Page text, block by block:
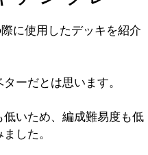
に使用したデッキを紹介
ーだとは思います。
いため、編成難易度も低
した。